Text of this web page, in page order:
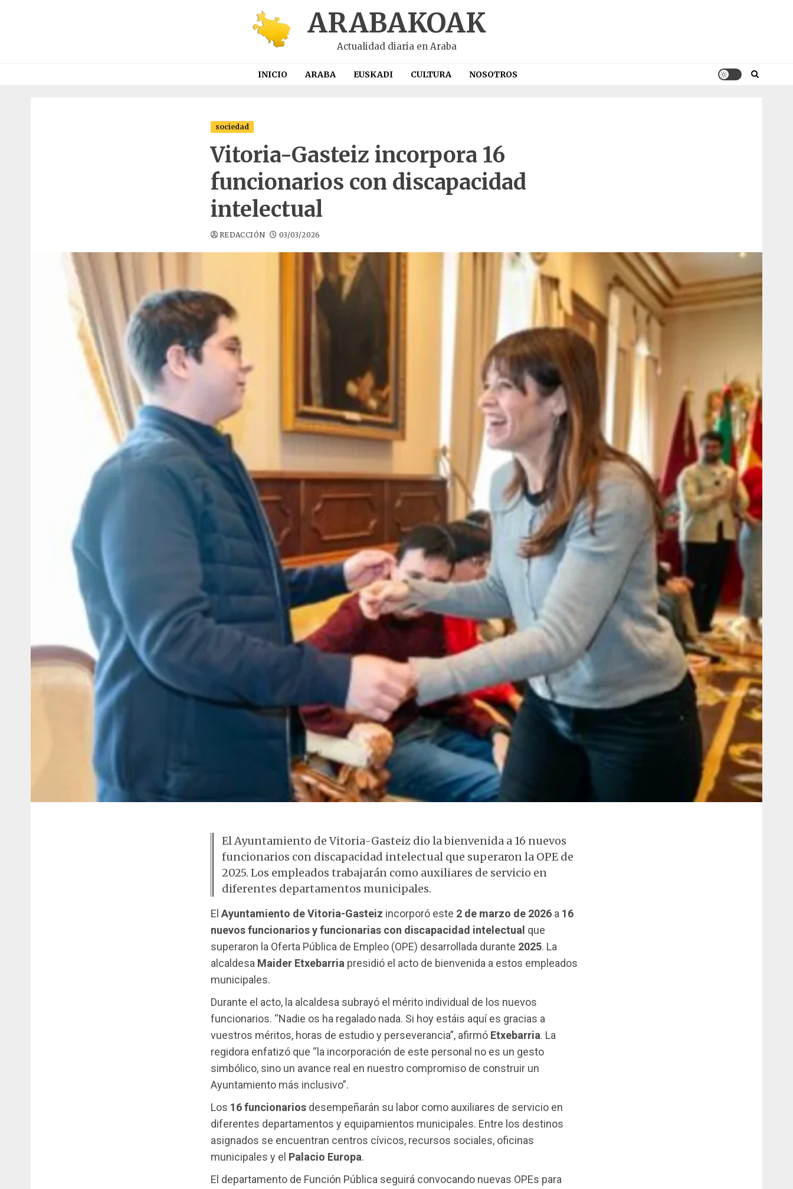
ARABAKOAK
Actualidad diaria en Araba
INICIO ARABA EUSKADI CULTURA NOSOTROS
sociedad
Vitoria-Gasteiz incorpora 16
funcionarios con discapacidad
intelectual
REDACCIÓN 03/03/2026
El Ayuntamiento de Vitoria-Gasteiz dio la bienvenida a 16 nuevos
funcionarios con discapacidad intelectual que superaron la OPE de
2025. Los empleados trabajarán como auxiliares de servicio en
diferentes departamentos municipales.
El Ayuntamiento de Vitoria-Gasteiz incorporó este 2 de marzo de 2026 a 16
nuevos funcionarios y funcionarias con discapacidad intelectual que
superaron la Oferta Pública de Empleo (OPE) desarrollada durante 2025. La
alcaldesa Maider Etxebarria presidió el acto de bienvenida a estos empleados
municipales.
Durante el acto, la alcaldesa subrayó el mérito individual de los nuevos
funcionarios. “Nadie os ha regalado nada. Si hoy estáis aquí es gracias a
vuestros méritos, horas de estudio y perseverancia”, afirmó Etxebarria. La
regidora enfatizó que “la incorporación de este personal no es un gesto
simbólico, sino un avance real en nuestro compromiso de construir un
Ayuntamiento más inclusivo”.
Los 16 funcionarios desempeñarán su labor como auxiliares de servicio en
diferentes departamentos y equipamientos municipales. Entre los destinos
asignados se encuentran centros cívicos, recursos sociales, oficinas
municipales y el Palacio Europa.
El departamento de Función Pública seguirá convocando nuevas OPEs para